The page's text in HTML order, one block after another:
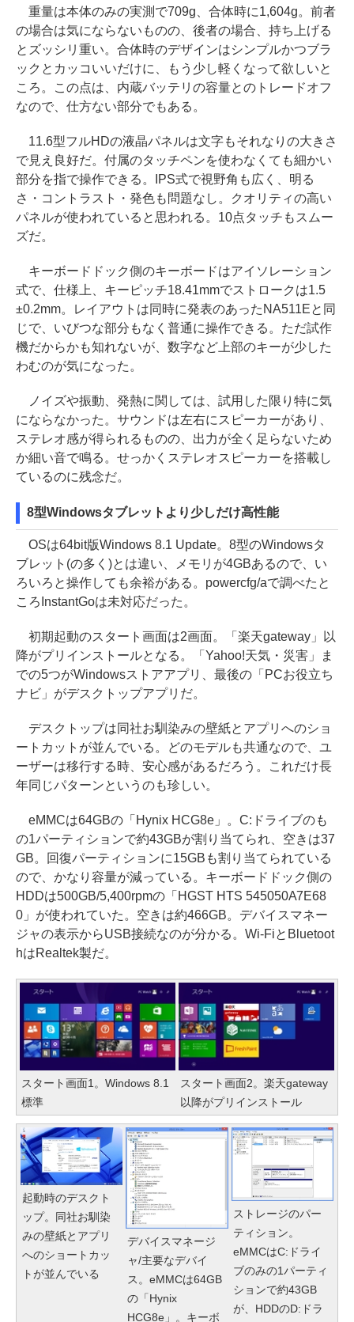
重量は本体のみの実測で709g、合体時に1,604g。前者
の場合は気にならないものの、後者の場合、持ち上げる
とズッシリ重い。合体時のデザインはシンプルかつブラ
ックとカッコいいだけに、もう少し軽くなって欲しいと
ころ。この点は、内蔵バッテリの容量とのトレードオフ
なので、仕方ない部分でもある。
11.6型フルHDの液晶パネルは文字もそれなりの大きさ
で見え良好だ。付属のタッチペンを使わなくても細かい
部分を指で操作できる。IPS式で視野角も広く、明る
さ・コントラスト・発色も問題なし。クオリティの高い
パネルが使われていると思われる。10点タッチもスムー
ズだ。
キーボードドック側のキーボードはアイソレーション
式で、仕様上、キーピッチ18.41mmでストロークは1.5
±0.2mm。レイアウトは同時に発表のあったNA511Eと同
じで、いびつな部分もなく普通に操作できる。ただ試作
機だからかも知れないが、数字など上部のキーが少した
わむのが気になった。
ノイズや振動、発熱に関しては、試用した限り特に気
にならなかった。サウンドは左右にスピーカーがあり、
ステレオ感が得られるものの、出力が全く足らないため
か細い音で鳴る。せっかくステレオスピーカーを搭載し
ているのに残念だ。
8型Windowsタブレットより少しだけ高性能
OSは64bit版Windows 8.1 Update。8型のWindowsタ
ブレット(の多く)とは違い、メモリが4GBあるので、い
ろいろと操作しても余裕がある。powercfg/aで調べたと
ころInstantGoは未対応だった。
初期起動のスタート画面は2画面。「楽天gateway」以
降がプリインストールとなる。「Yahoo!天気・災害」ま
での5つがWindowsストアアプリ、最後の「PCお役立ち
ナビ」がデスクトップアプリだ。
デスクトップは同社お馴染みの壁紙とアプリへのショ
ートカットが並んでいる。どのモデルも共通なので、ユ
ーザーは移行する時、安心感があるだろう。これだけ長
年同じパターンというのも珍しい。
eMMCは64GBの「Hynix HCG8e」。C:ドライブのも
の1パーティションで約43GBが割り当てられ、空きは37
GB。回復パーティションに15GBも割り当てられている
ので、かなり容量が減っている。キーボードドック側の
HDDは500GB/5,400rpmの「HGST HTS 545050A7E68
0」が使われていた。空きは約466GB。デバイスマネー
ジャの表示からUSB接続なのが分かる。Wi-FiとBluetoot
hはRealtek製だ。
スタート画面1。Windows 8.1
標準
スタート画面2。楽天gateway
以降がプリインストール
起動時のデスクト
ップ。同社お馴染
みの壁紙とアプリ
へのショートカッ
トが並んでいる
デバイスマネージ
ャ/主要なデバイ
ス。eMMCは64GB
の「Hynix
HCG8e」。キーボ
ストレージのパー
ティション。
eMMCはC:ドライ
ブのみの1パーティ
ションで約43GB
が、HDDのD:ドラ